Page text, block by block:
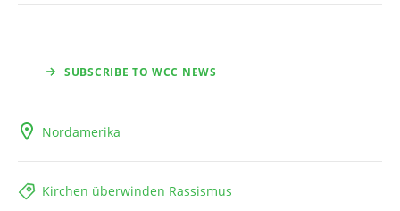
SUBSCRIBE TO WCC NEWS
Nordamerika
Kirchen überwinden Rassismus